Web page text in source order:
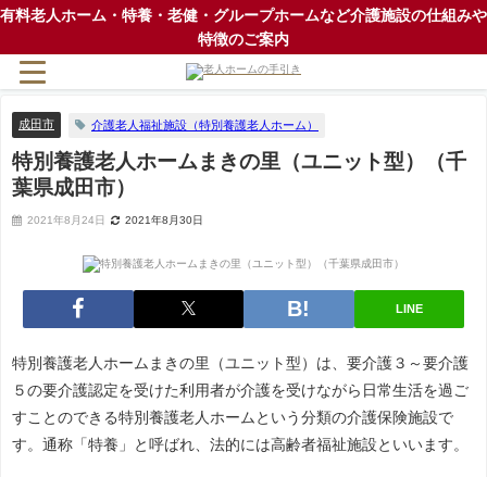
有料老人ホーム・特養・老健・グループホームなど介護施設の仕組みや
特徴のご案内
成田市 介護老人福祉施設（特別養護老人ホーム）
特別養護老人ホームまきの里（ユニット型）（千
葉県成田市）
2021年8月24日 2021年8月30日
LINE
特別養護老人ホームまきの里（ユニット型）は、要介護３～要介護
５の要介護認定を受けた利用者が介護を受けながら日常生活を過ご
すことのできる特別養護老人ホームという分類の介護保険施設で
す。通称「特養」と呼ばれ、法的には高齢者福祉施設といいます。